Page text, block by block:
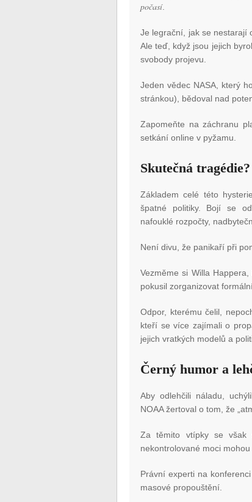
počasí.
Je legrační, jak se nestarají
Ale teď, když jsou jejich
svobody projevu.
Jeden vědec NASA, který
stránkou), bědoval nad
Zapomeňte na záchranu
setkání online v pyžamu.
Skutečná
Základem celé této
špatné politiky. Bojí se
nafouklé rozpočty,
Není divu, že panikaří při
Vezměme si Willa
pokusil zorganizovat
Odpor, kterému čelil,
kteří se více zajímali o
jejich vratkých modelů a
Černý humor a
Aby odlehčili náladu,
NOAA žertoval o tom, že
Za těmito vtípky se však
nekontrolované moci mohou
Právní experti na
masové propouštění.